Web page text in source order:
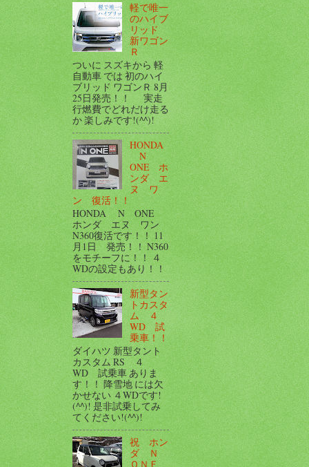
軽で唯一
のハイブ
リッド
新ワゴン
Ｒ
ついに スズキから 軽
自動車 では 初のハイ
ブリッド ワゴンＲ 8月
25日発売！！ 実走
行燃費でどれだけ走る
か 楽しみです!(^^)!
HONDA
N
ONE ホ
ンダ エ
ヌ ワ
ン 復活！！
HONDA N ONE
ホンダ エヌ ワン
N360復活です！！ 11
月1日 発売！！ N360
をモチーフに！！ ４
WDの設定もあり！！
新型タン
トカスタ
ム ４
WD 試
乗車！！
ダイハツ 新型タント
カスタム RS ４
WD 試乗車 ありま
す！！ 降雪地 には欠
かせない ４WDです!
(^^)! 是非試乗してみ
てください!(^^)!
祝 ホン
ダ Ｎ
ＯＮＥ